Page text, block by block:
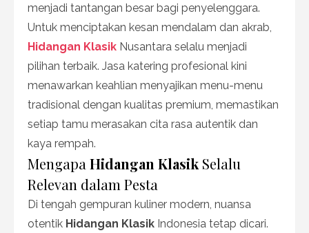
menjadi tantangan besar bagi penyelenggara.
Untuk menciptakan kesan mendalam dan akrab,
Hidangan Klasik Nusantara selalu menjadi
pilihan terbaik. Jasa katering profesional kini
menawarkan keahlian menyajikan menu-menu
tradisional dengan kualitas premium, memastikan
setiap tamu merasakan cita rasa autentik dan
kaya rempah.
Mengapa Hidangan Klasik Selalu
Relevan dalam Pesta
Di tengah gempuran kuliner modern, nuansa
otentik Hidangan Klasik Indonesia tetap dicari.